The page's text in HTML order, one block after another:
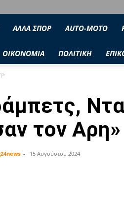
ΑΛΛΑ ΣΠΟΡ AUTO-MOTO
ΟΙΚΟΝΟΜΙΑ ΠΟΛΙΤΙΚΗ
τον Αρη»
- 15 Αυγούστου 2024